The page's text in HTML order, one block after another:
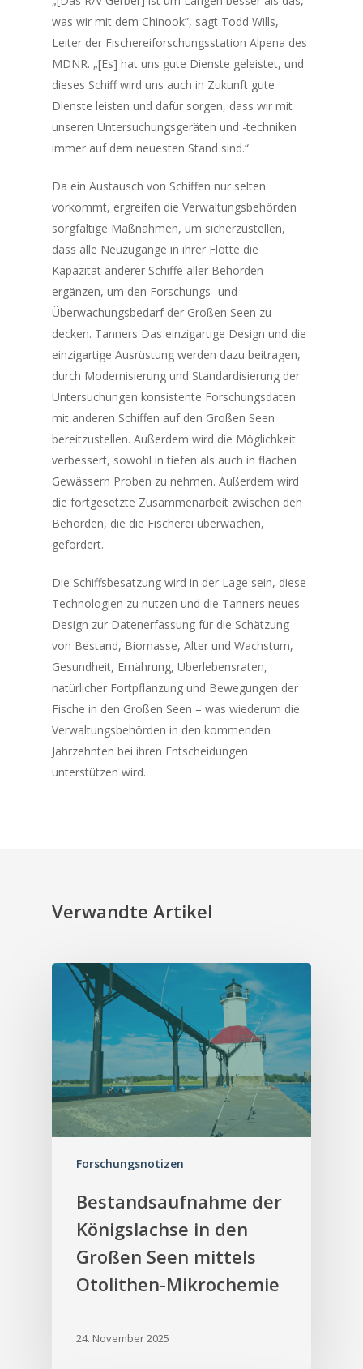
was wir mit dem Chinook”, sagt Todd Wills,
Leiter der Fischereiforschungsstation Alpena des
MDNR. „[Es] hat uns gute Dienste geleistet, und
dieses Schiff wird uns auch in Zukunft gute
Dienste leisten und dafür sorgen, dass wir mit
unseren Untersuchungsgeräten und -techniken
immer auf dem neuesten Stand sind.“
Da ein Austausch von Schiffen nur selten
vorkommt, ergreifen die Verwaltungsbehörden
sorgfältige Maßnahmen, um sicherzustellen,
dass alle Neuzugänge in ihrer Flotte die
Kapazität anderer Schiffe aller Behörden
ergänzen, um den Forschungs- und
Überwachungsbedarf der Großen Seen zu
decken. Tanners Das einzigartige Design und die
einzigartige Ausrüstung werden dazu beitragen,
durch Modernisierung und Standardisierung der
Untersuchungen konsistente Forschungsdaten
mit anderen Schiffen auf den Großen Seen
bereitzustellen. Außerdem wird die Möglichkeit
verbessert, sowohl in tiefen als auch in flachen
Gewässern Proben zu nehmen. Außerdem wird
die fortgesetzte Zusammenarbeit zwischen den
Behörden, die die Fischerei überwachen,
gefördert.
Die Schiffsbesatzung wird in der Lage sein, diese
Technologien zu nutzen und die Tanners neues
Design zur Datenerfassung für die Schätzung
von Bestand, Biomasse, Alter und Wachstum,
Gesundheit, Ernährung, Überlebensraten,
natürlicher Fortpflanzung und Bewegungen der
Fische in den Großen Seen – was wiederum die
Verwaltungsbehörden in den kommenden
Jahrzehnten bei ihren Entscheidungen
unterstützen wird.
Verwandte Artikel
Forschungsnotizen
Bestandsaufnahme der
Königslachse in den
Großen Seen mittels
Otolithen-Mikrochemie
24. November 2025